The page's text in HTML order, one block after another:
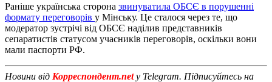
Раніше українська сторона звинуватила ОБСЄ в порушенні
формату переговорів у Мінську. Це сталося через те, що
модератор зустрічі від ОБСЄ наділив представників
сепаратистів статусом учасників переговорів, оскільки вони
мали паспорти РФ.
Новини від Корреспондент.netу Telegram. Підписуйтесь на